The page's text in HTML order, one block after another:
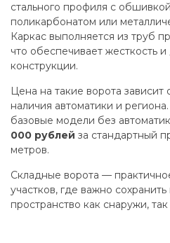
стального профиля с
поликарбонатом или
Каркас выполняется из труб
что обеспечивает жесткость и
конструкции.
Цена на такие ворота зависит
наличия автоматики и
базовые модели без
000 рублей за стандартный
метров.
Складные ворота —
участков, где важно
пространство как снаружи,